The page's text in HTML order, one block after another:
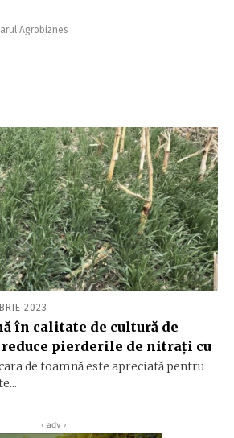
Agrobiznes
2023
în calitate de cultură de
reduce pierderile de nitrați cu
de toamnă este apreciată pentru
‹ adv ›